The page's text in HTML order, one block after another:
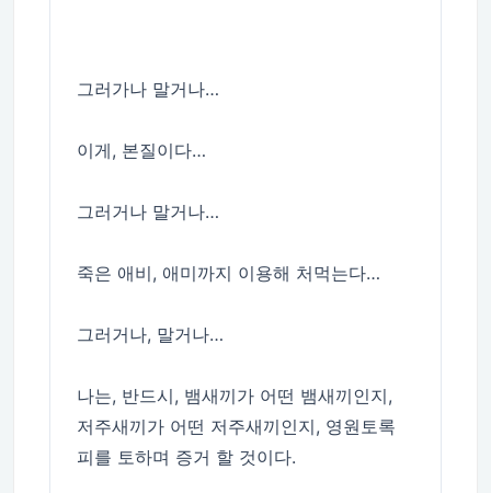
그러가나 말거나…
이게, 본질이다…
그러거나 말거나…
죽은 애비, 애미까지 이용해 처먹는다…
그러거나, 말거나…
나는, 반드시, 뱀새끼가 어떤 뱀새끼인지,
저주새끼가 어떤 저주새끼인지, 영원토록
피를 토하며 증거 할 것이다.